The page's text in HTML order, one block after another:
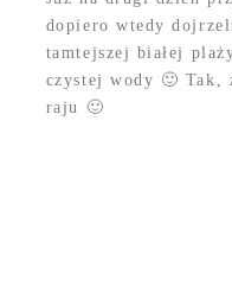
dopiero wtedy
tamtejszej białej
czystej wody 🙂 Tak,
raju 🙂